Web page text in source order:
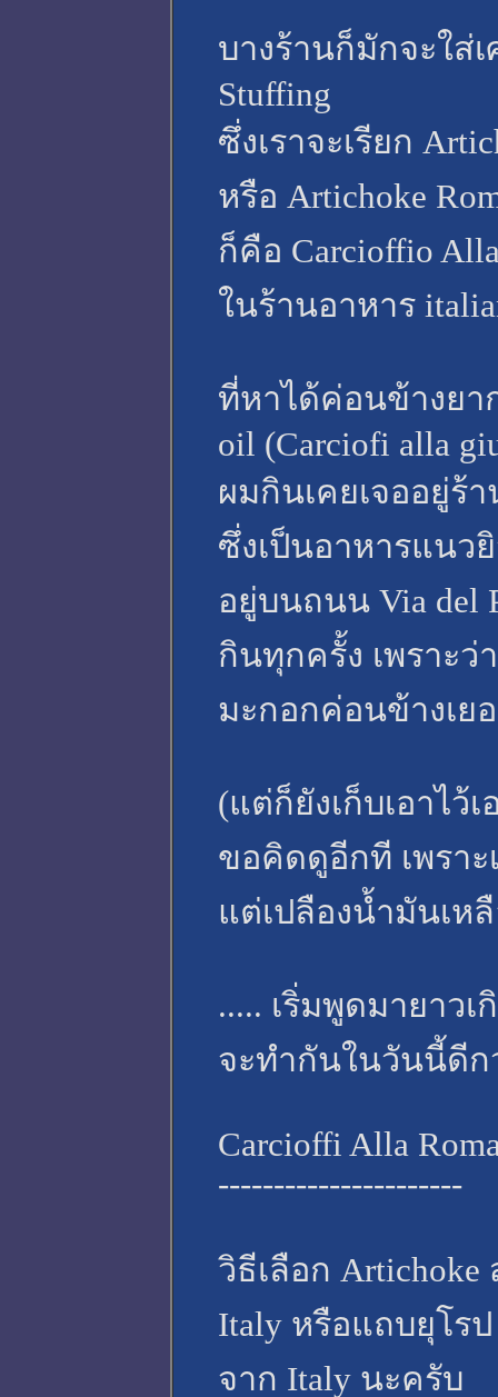
บางร้านก็มักจะใส่
Stuffing
ซึ่งเราจะเรียก
หรือ Artichoke
ก็คือ Carcioffio
ในร้านอาหาร
ที่หาได้ค่อนข้างยา
oil (Carciofi alla
ผมกินเคยเจออยู่ร้
ซึ่งเป็นอาหารแนวยิ
อยู่บนถนน Via del
กินทุกครั้ง เพราะ
มะกอกค่อนข้างเย
(แต่ก็ยังเก็บเอาไว้
ขอคิดดูอีกที เพรา
แต่เปลืองน้ำมันเห
..... เริ่มพูดมายาว
จะทำกันในวันนี้ดีก
Carcioffi Alla
----------------------
วิธีเลือก
Italy หรือแถบยุโร
จาก Italy นะครับ